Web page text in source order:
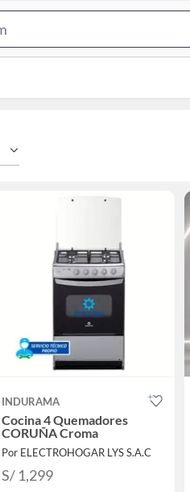
Bar
INDURAMA
Cocina 4 Quemadores
CORUÑA Croma
Por ELECTROHOGAR LYS S.A.C
S/ 1,299